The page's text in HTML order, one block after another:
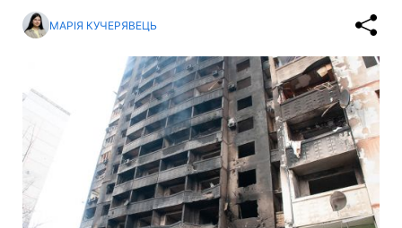
МАРІЯ КУЧЕРЯВЕЦЬ